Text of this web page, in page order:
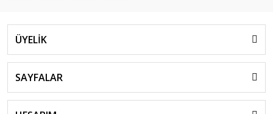
ÜYELİK
SAYFALAR